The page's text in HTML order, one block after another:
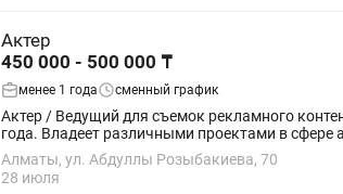
Актер
450 000 - 500 000 ₸
менее 1 года сменный график
Актер / Ведущий для съемок рекламного контента (долгосрочный проект) Компания Traffic
года. Владеет различными проектами в
Алматы, ул. Абдуллы Розыбакиева, 70
28 июля